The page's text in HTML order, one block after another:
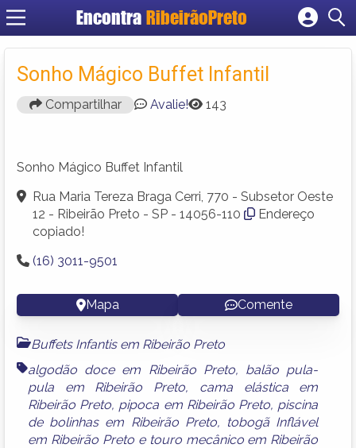
Encontra RibeirãoPreto
Cadastrar empresa
Fazer login
Criar conta
Sonho Mágico Buffet Infantil
Compartilhar Avalie! 143
Sonho Mágico Buffet Infantil
Rua Maria Tereza Braga Cerri, 770 - Subsetor Oeste
12 - Ribeirão Preto - SP - 14056-110
Endereço
copiado!
(16) 3011-9501
Mapa Comente
Buffets Infantis em Ribeirão Preto
algodão doce em Ribeirão Preto, balão pula-
pula em Ribeirão Preto, cama elástica em
Ribeirão Preto, pipoca em Ribeirão Preto, piscina
de bolinhas em Ribeirão Preto, tobogã Inflável
em Ribeirão Pretoe touro mecânico em Ribeirão